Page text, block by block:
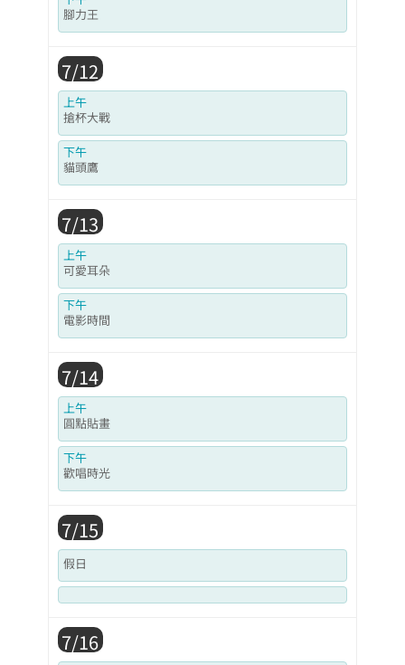
腳力王
7/12
上午
搶杯大戰
下午
貓頭鷹
7/13
上午
可愛耳朵
下午
電影時間
7/14
上午
圓點貼畫
下午
歡唱時光
7/15
假日
7/16